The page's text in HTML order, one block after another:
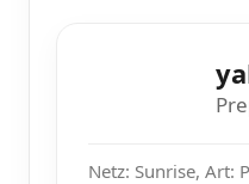
Netz: Sunrise, Art: